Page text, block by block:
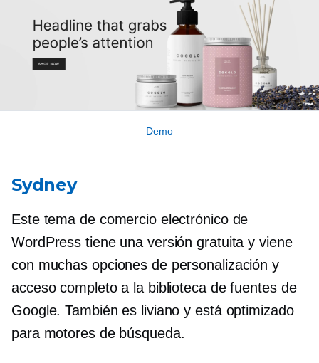
Demo
Sydney
Este tema de comercio electrónico de
WordPress tiene una versión gratuita y viene
con muchas opciones de personalización y
acceso completo a la biblioteca de fuentes de
Google. También es liviano y está optimizado
para motores de búsqueda.